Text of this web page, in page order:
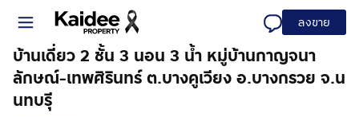
ลงขาย
บ้านเดี่ยว 2 ชั้น 3 นอน 3 น้ำ หมู่บ้านกาญจนา
ลักษณ์-เทพศิรินทร์ ต.บางคูเวียง อ.บางกรวย จ.น
นทบรุี